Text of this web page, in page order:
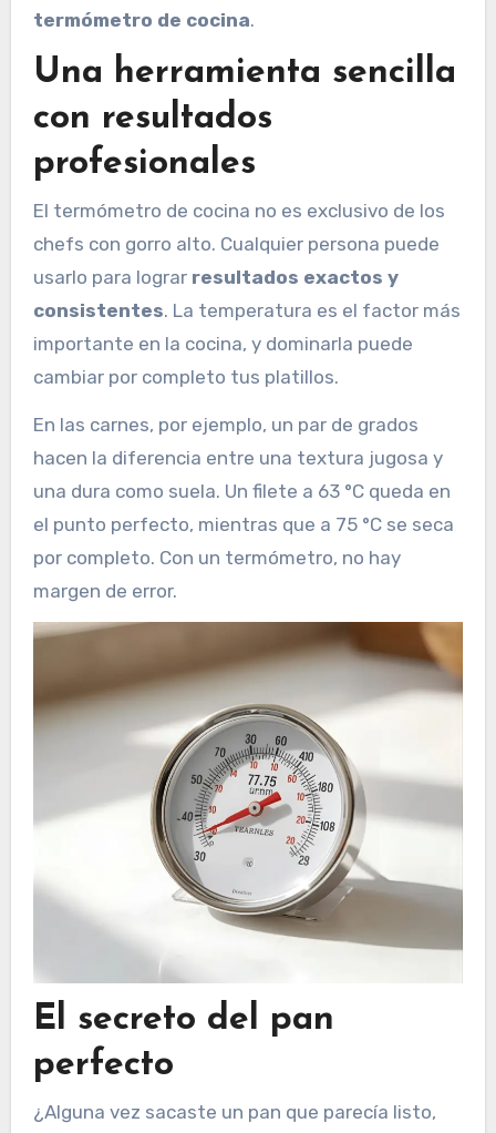
termómetro de cocina.
Una herramienta sencilla
con resultados
profesionales
El termómetro de cocina no es exclusivo de los
chefs con gorro alto. Cualquier persona puede
usarlo para lograr resultados exactos y
consistentes. La temperatura es el factor más
importante en la cocina, y dominarla puede
cambiar por completo tus platillos.
En las carnes, por ejemplo, un par de grados
hacen la diferencia entre una textura jugosa y
una dura como suela. Un filete a 63 °C queda en
el punto perfecto, mientras que a 75 °C se seca
por completo. Con un termómetro, no hay
margen de error.
El secreto del pan
perfecto
¿Alguna vez sacaste un pan que parecía listo,